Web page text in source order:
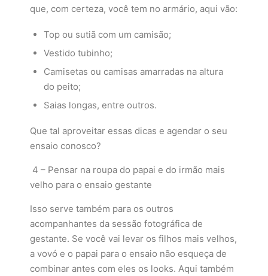
que, com certeza, você tem no armário, aqui vão:
Top ou sutiã com um camisão;
Vestido tubinho;
Camisetas ou camisas amarradas na altura
do peito;
Saias longas, entre outros.
Que tal aproveitar essas dicas e agendar o seu
ensaio conosco?
4 – Pensar na roupa do papai e do irmão mais
velho para o ensaio gestante
Isso serve também para os outros
acompanhantes da sessão fotográfica de
gestante. Se você vai levar os filhos mais velhos,
a vovó e o papai para o ensaio não esqueça de
combinar antes com eles os looks. Aqui também